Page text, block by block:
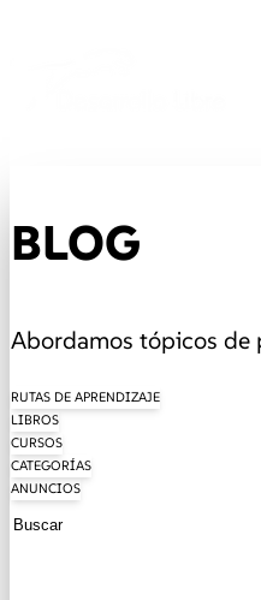
BLOG
Abordamos tópicos de
RUTAS DE APRENDIZAJE
LIBROS
CURSOS
CATEGORÍAS
ANUNCIOS